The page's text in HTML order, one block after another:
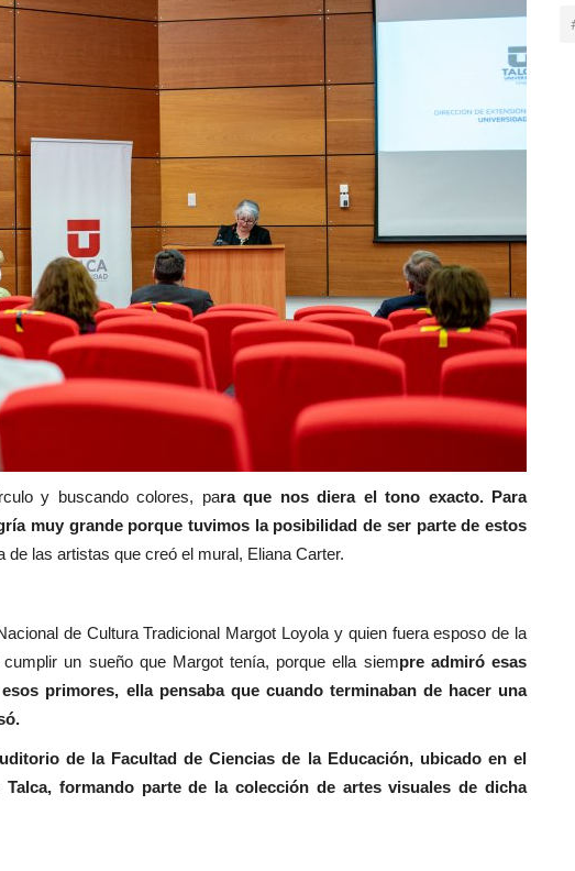
y buscando colores, para que nos diera el tono exacto. Para
muy grande porque tuvimos la posibilidad de ser parte de estos
de las artistas que creó el mural, Eliana Carter.
de Cultura Tradicional Margot Loyola y quien fuera esposo de la
un sueño que Margot tenía, porque ella siempre admiró esas
primores, ella pensaba que cuando terminaban de hacer una
de la Facultad de Ciencias de la Educación, ubicado en el
formando parte de la colección de artes visuales de dicha